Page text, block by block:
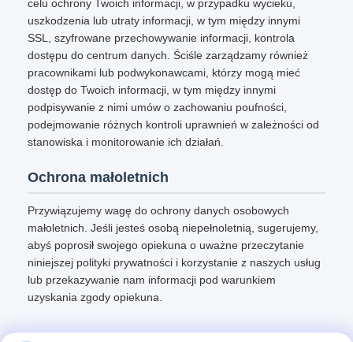
celu ochrony Twoich informacji, w przypadku wycieku,
uszkodzenia lub utraty informacji, w tym między innymi
SSL, szyfrowane przechowywanie informacji, kontrola
dostępu do centrum danych. Ściśle zarządzamy również
pracownikami lub podwykonawcami, którzy mogą mieć
dostęp do Twoich informacji, w tym między innymi
podpisywanie z nimi umów o zachowaniu poufności,
podejmowanie różnych kontroli uprawnień w zależności od
stanowiska i monitorowanie ich działań.
Ochrona małoletnich
Przywiązujemy wagę do ochrony danych osobowych
małoletnich. Jeśli jesteś osobą niepełnoletnią, sugerujemy,
abyś poprosił swojego opiekuna o uważne przeczytanie
niniejszej polityki prywatności i korzystanie z naszych usług
lub przekazywanie nam informacji pod warunkiem
uzyskania zgody opiekuna.